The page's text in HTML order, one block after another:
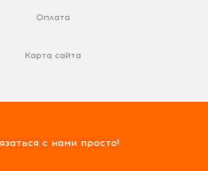
Оплата
Карта сайта
с нами просто!